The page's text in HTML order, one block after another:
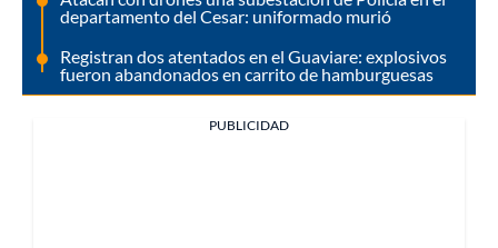
departamento del Cesar: uniformado murió
Registran dos atentados en el Guaviare: explosivos
fueron abandonados en carrito de hamburguesas
PUBLICIDAD